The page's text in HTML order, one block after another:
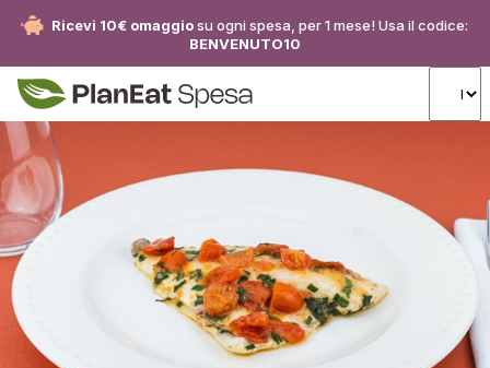
Ricevi 10€ omaggiosu ogni spesa, per 1 mese! Usa il codice:
BENVENUTO10